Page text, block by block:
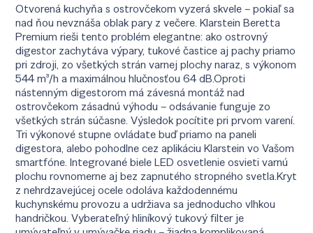
Otvorená kuchyňa s ostrovčekom vyzerá skvele – pokiaľ sa
nad ňou nevznáša oblak pary z večere. Klarstein Beretta
Premium rieši tento problém elegantne: ako ostrovný
digestor zachytáva výpary, tukové častice aj pachy priamo
pri zdroji, zo všetkých strán varnej plochy naraz, s výkonom
544 m³/h a maximálnou hlučnosťou 64 dB.Oproti
nástenným digestorom má závesná montáž nad
ostrovčekom zásadnú výhodu – odsávanie funguje zo
všetkých strán súčasne. Výsledok pocítite pri prvom varení.
Tri výkonové stupne ovládate buď priamo na paneli
digestora, alebo pohodlne cez aplikáciu Klarstein vo Vašom
smartfóne. Integrované biele LED osvetlenie osvieti varnú
plochu rovnomerne aj bez zapnutého stropného svetla.Kryt
z nehrdzavejúcej ocele odoláva každodennému
kuchynskému provozu a udržiava sa jednoducho vlhkou
handričkou. Vyberateľný hliníkový tukový filter je